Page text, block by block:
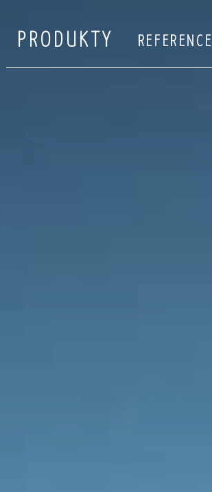
PRODUKTY REFERENCE